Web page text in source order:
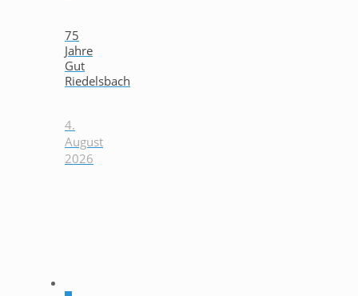
75
Jahre
Gut
Riedelsbach
4.
August
2026